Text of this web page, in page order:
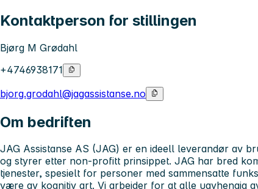
Kontaktperson for stillingen
Bjørg M Grødahl
+4746938171
bjorg.grodahl@jagassistanse.no
Om bedriften
JAG Assistanse AS (JAG) er en ideell leverandør av
og styrer etter non-profitt prinsippet. JAG har bred
tjenester, spesielt for personer med sammensatte
være av kognitiv art. Vi arbeider for at alle uavhengig